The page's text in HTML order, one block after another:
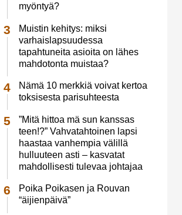
myöntyä?
Muistin kehitys: miksi
varhaislapsuudessa
tapahtuneita asioita on lähes
mahdotonta muistaa?
Nämä 10 merkkiä voivat kertoa
toksisesta parisuhteesta
”Mitä hittoa mä sun kanssas
teen!?” Vahvatahtoinen lapsi
haastaa vanhempia välillä
hulluuteen asti – kasvatat
mahdollisesti tulevaa johtajaa
Poika Poikasen ja Rouvan
“äijienpäivä”